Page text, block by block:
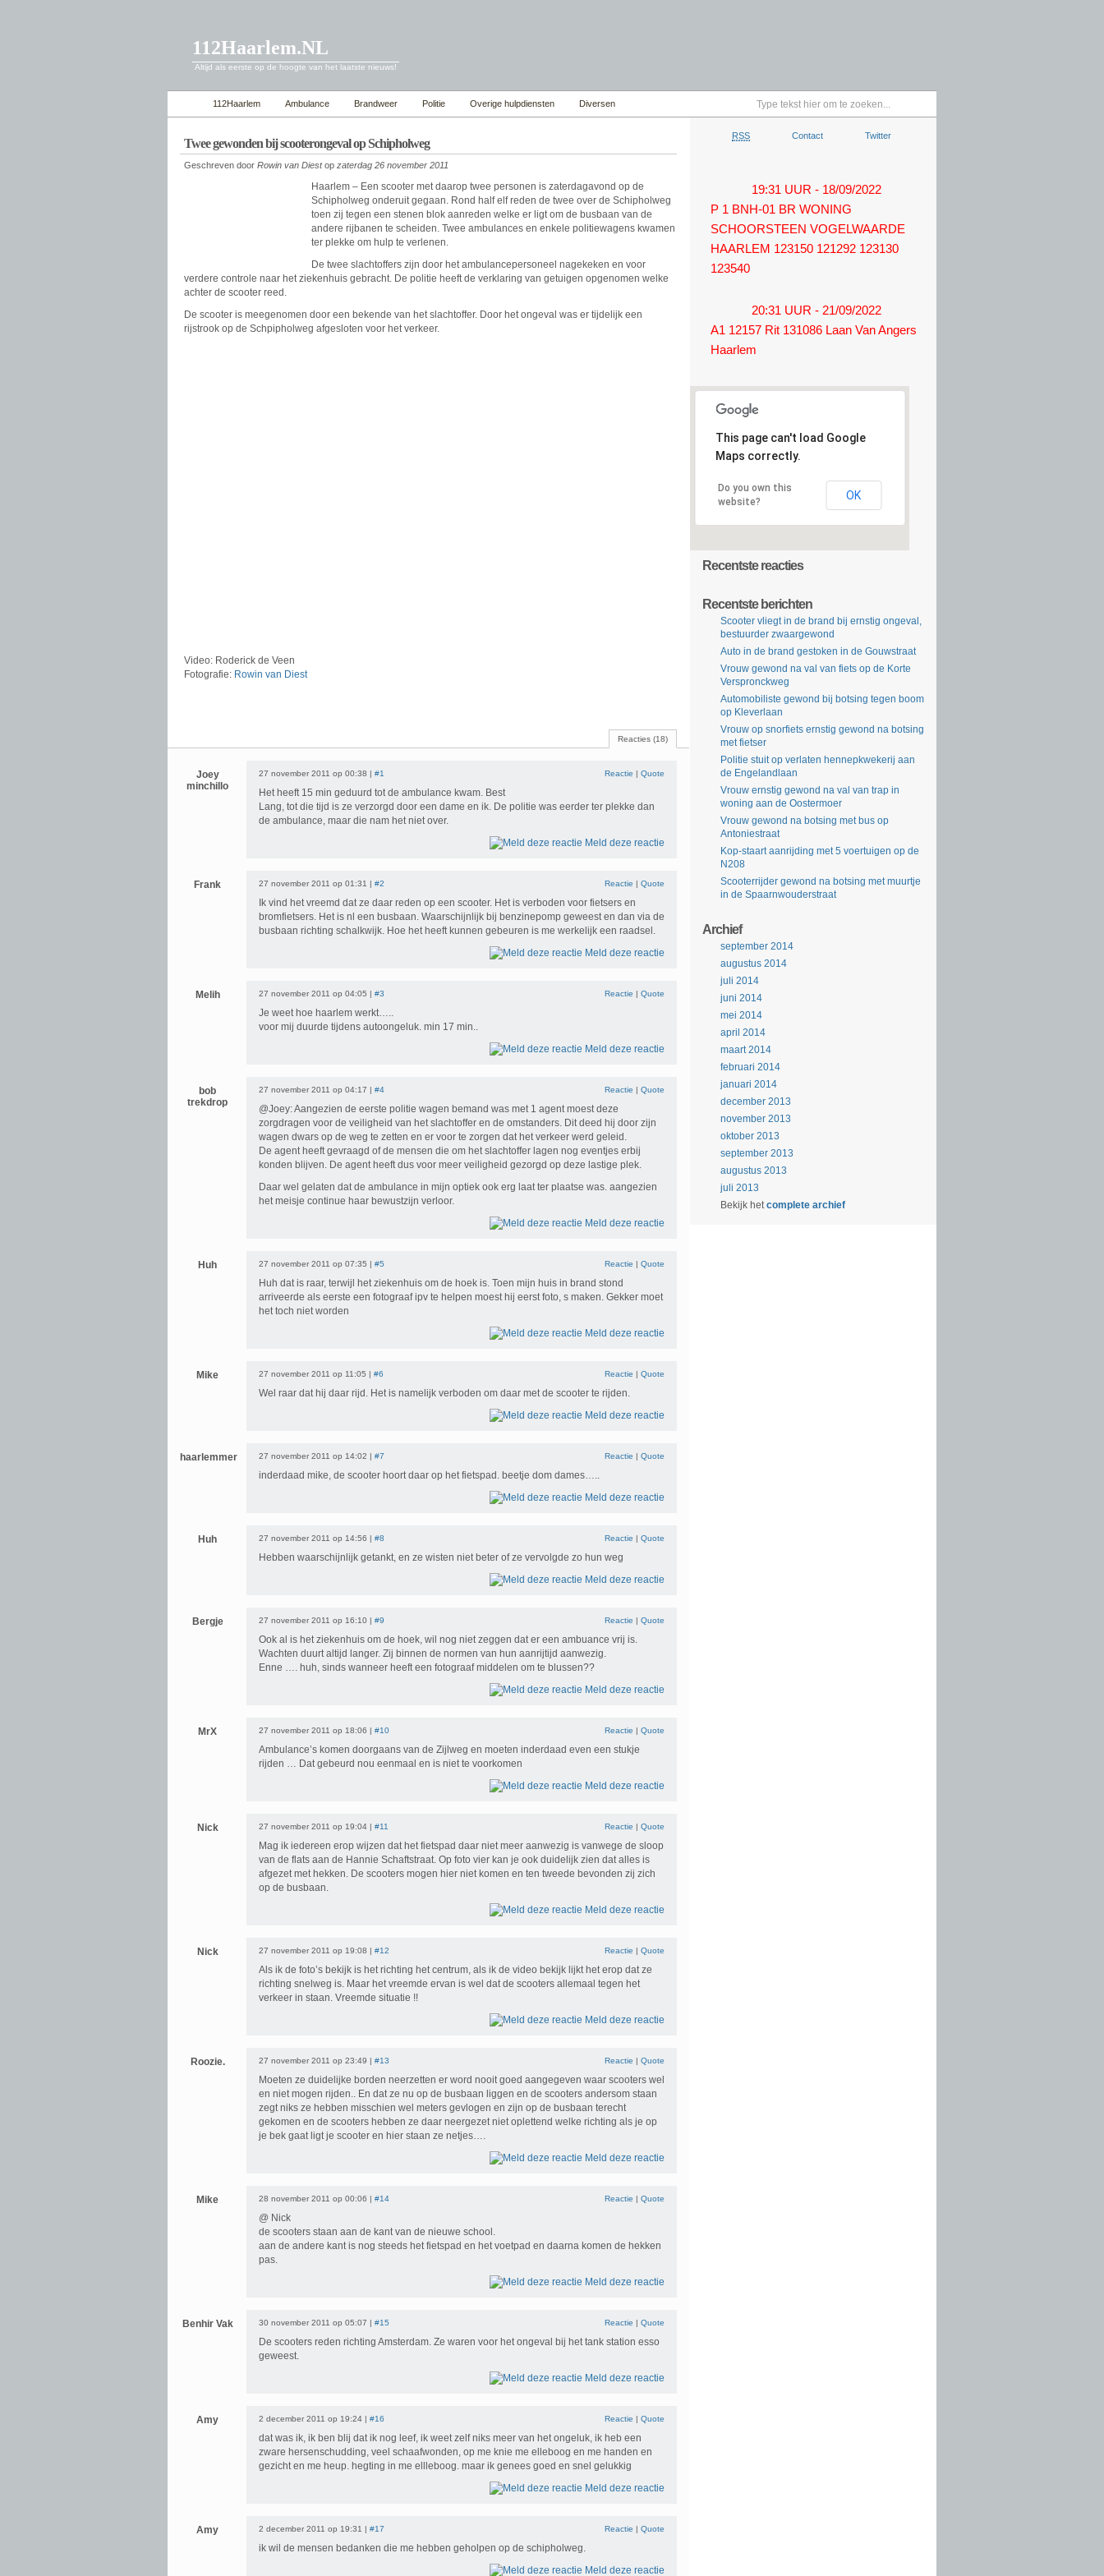
112Haarlem.NL
Altijd als eerste op de hoogte van het laatste nieuws!
112Haarlem Ambulance Brandweer Politie Overige hulpdiensten Diversen
Twee gewonden bij scooterongeval op Schipholweg
Geschreven door Rowin van Diestop zaterdag 26 november 2011
Haarlem – Een scooter met daarop twee personen is zaterdagavond op de
Schipholweg onderuit gegaan. Rond half elf reden de twee over de Schipholweg
toen zij tegen een stenen blok aanreden welke er ligt om de busbaan van de
andere rijbanen te scheiden. Twee ambulances en enkele politiewagens kwamen
ter plekke om hulp te verlenen.
De twee slachtoffers zijn door het ambulancepersoneel nagekeken en voor
verdere controle naar het ziekenhuis gebracht. De politie heeft de verklaring van getuigen opgenomen welke
achter de scooter reed.
De scooter is meegenomen door een bekende van het slachtoffer. Door het ongeval was er tijdelijk een
rijstrook op de Schpipholweg afgesloten voor het verkeer.
Video: Roderick de Veen
Fotografie: Rowin van Diest
Reacties (18)
Joey
minchillo
27 november 2011 op 00:38 | #1 Reactie | Quote
Het heeft 15 min geduurd tot de ambulance kwam. Best
Lang, tot die tijd is ze verzorgd door een dame en ik. De politie was eerder ter plekke dan
de ambulance, maar die nam het niet over.
Meld deze reactie
Frank 27 november 2011 op 01:31 | #2 Reactie | Quote
Ik vind het vreemd dat ze daar reden op een scooter. Het is verboden voor fietsers en
bromfietsers. Het is nl een busbaan. Waarschijnlijk bij benzinepomp geweest en dan via de
busbaan richting schalkwijk. Hoe het heeft kunnen gebeuren is me werkelijk een raadsel.
Meld deze reactie
Melih 27 november 2011 op 04:05 | #3 Reactie | Quote
Je weet hoe haarlem werkt…..
voor mij duurde tijdens autoongeluk. min 17 min..
Meld deze reactie
bob
trekdrop
27 november 2011 op 04:17 | #4 Reactie | Quote
@Joey: Aangezien de eerste politie wagen bemand was met 1 agent moest deze
zorgdragen voor de veiligheid van het slachtoffer en de omstanders. Dit deed hij door zijn
wagen dwars op de weg te zetten en er voor te zorgen dat het verkeer werd geleid.
De agent heeft gevraagd of de mensen die om het slachtoffer lagen nog eventjes erbij
konden blijven. De agent heeft dus voor meer veiligheid gezorgd op deze lastige plek.
Daar wel gelaten dat de ambulance in mijn optiek ook erg laat ter plaatse was. aangezien
het meisje continue haar bewustzijn verloor.
Meld deze reactie
Huh 27 november 2011 op 07:35 | #5 Reactie | Quote
Huh dat is raar, terwijl het ziekenhuis om de hoek is. Toen mijn huis in brand stond
arriveerde als eerste een fotograaf ipv te helpen moest hij eerst foto, s maken. Gekker moet
het toch niet worden
Meld deze reactie
Mike 27 november 2011 op 11:05 | #6 Reactie | Quote
Wel raar dat hij daar rijd. Het is namelijk verboden om daar met de scooter te rijden.
Meld deze reactie
haarlemmer 27 november 2011 op 14:02 | #7 Reactie | Quote
inderdaad mike, de scooter hoort daar op het fietspad. beetje dom dames…..
Meld deze reactie
Huh 27 november 2011 op 14:56 | #8 Reactie | Quote
Hebben waarschijnlijk getankt, en ze wisten niet beter of ze vervolgde zo hun weg
Meld deze reactie
Bergje 27 november 2011 op 16:10 | #9 Reactie | Quote
Ook al is het ziekenhuis om de hoek, wil nog niet zeggen dat er een ambuance vrij is.
Wachten duurt altijd langer. Zij binnen de normen van hun aanrijtijd aanwezig.
Enne …. huh, sinds wanneer heeft een fotograaf middelen om te blussen??
Meld deze reactie
MrX 27 november 2011 op 18:06 | #10 Reactie | Quote
Ambulance’s komen doorgaans van de Zijlweg en moeten inderdaad even een stukje
rijden … Dat gebeurd nou eenmaal en is niet te voorkomen
Meld deze reactie
Nick 27 november 2011 op 19:04 | #11 Reactie | Quote
Mag ik iedereen erop wijzen dat het fietspad daar niet meer aanwezig is vanwege de sloop
van de flats aan de Hannie Schaftstraat. Op foto vier kan je ook duidelijk zien dat alles is
afgezet met hekken. De scooters mogen hier niet komen en ten tweede bevonden zij zich
op de busbaan.
Meld deze reactie
Nick 27 november 2011 op 19:08 | #12 Reactie | Quote
Als ik de foto’s bekijk is het richting het centrum, als ik de video bekijk lijkt het erop dat ze
richting snelweg is. Maar het vreemde ervan is wel dat de scooters allemaal tegen het
verkeer in staan. Vreemde situatie !!
Meld deze reactie
Roozie. 27 november 2011 op 23:49 | #13 Reactie | Quote
Moeten ze duidelijke borden neerzetten er word nooit goed aangegeven waar scooters wel
en niet mogen rijden.. En dat ze nu op de busbaan liggen en de scooters andersom staan
zegt niks ze hebben misschien wel meters gevlogen en zijn op de busbaan terecht
gekomen en de scooters hebben ze daar neergezet niet oplettend welke richting als je op
je bek gaat ligt je scooter en hier staan ze netjes….
Meld deze reactie
Mike 28 november 2011 op 00:06 | #14 Reactie | Quote
@ Nick
de scooters staan aan de kant van de nieuwe school.
aan de andere kant is nog steeds het fietspad en het voetpad en daarna komen de hekken
pas.
Meld deze reactie
Benhir Vak 30 november 2011 op 05:07 | #15 Reactie | Quote
De scooters reden richting Amsterdam. Ze waren voor het ongeval bij het tank station esso
geweest.
Meld deze reactie
Amy 2 december 2011 op 19:24 | #16 Reactie | Quote
dat was ik, ik ben blij dat ik nog leef, ik weet zelf niks meer van het ongeluk, ik heb een
zware hersenschudding, veel schaafwonden, op me knie me elleboog en me handen en
gezicht en me heup. hegting in me ellleboog. maar ik genees goed en snel gelukkig
Meld deze reactie
Amy 2 december 2011 op 19:31 | #17 Reactie | Quote
ik wil de mensen bedanken die me hebben geholpen op de schipholweg.
Meld deze reactie
RSS Contact Twitter
19:31 UUR - 18/09/2022
P 1 BNH-01 BR WONING
SCHOORSTEEN VOGELWAARDE
HAARLEM 123150 121292 123130
123540
20:31 UUR - 21/09/2022
A1 12157 Rit 131086 Laan Van Angers
Haarlem
This page can't load Google
Maps correctly.
Do you own this
website?
OK
Recentste reacties
Recentste berichten
Scooter vliegt in de brand bij ernstig ongeval,
bestuurder zwaargewond
Auto in de brand gestoken in de Gouwstraat
Vrouw gewond na val van fiets op de Korte
Verspronckweg
Automobiliste gewond bij botsing tegen boom
op Kleverlaan
Vrouw op snorfiets ernstig gewond na botsing
met fietser
Politie stuit op verlaten hennepkwekerij aan
de Engelandlaan
Vrouw ernstig gewond na val van trap in
woning aan de Oostermoer
Vrouw gewond na botsing met bus op
Antoniestraat
Kop-staart aanrijding met 5 voertuigen op de
N208
Scooterrijder gewond na botsing met muurtje
in de Spaarnwouderstraat
Archief
september 2014
augustus 2014
juli 2014
juni 2014
mei 2014
april 2014
maart 2014
februari 2014
januari 2014
december 2013
november 2013
oktober 2013
september 2013
augustus 2013
juli 2013
Bekijk hetcomplete archief